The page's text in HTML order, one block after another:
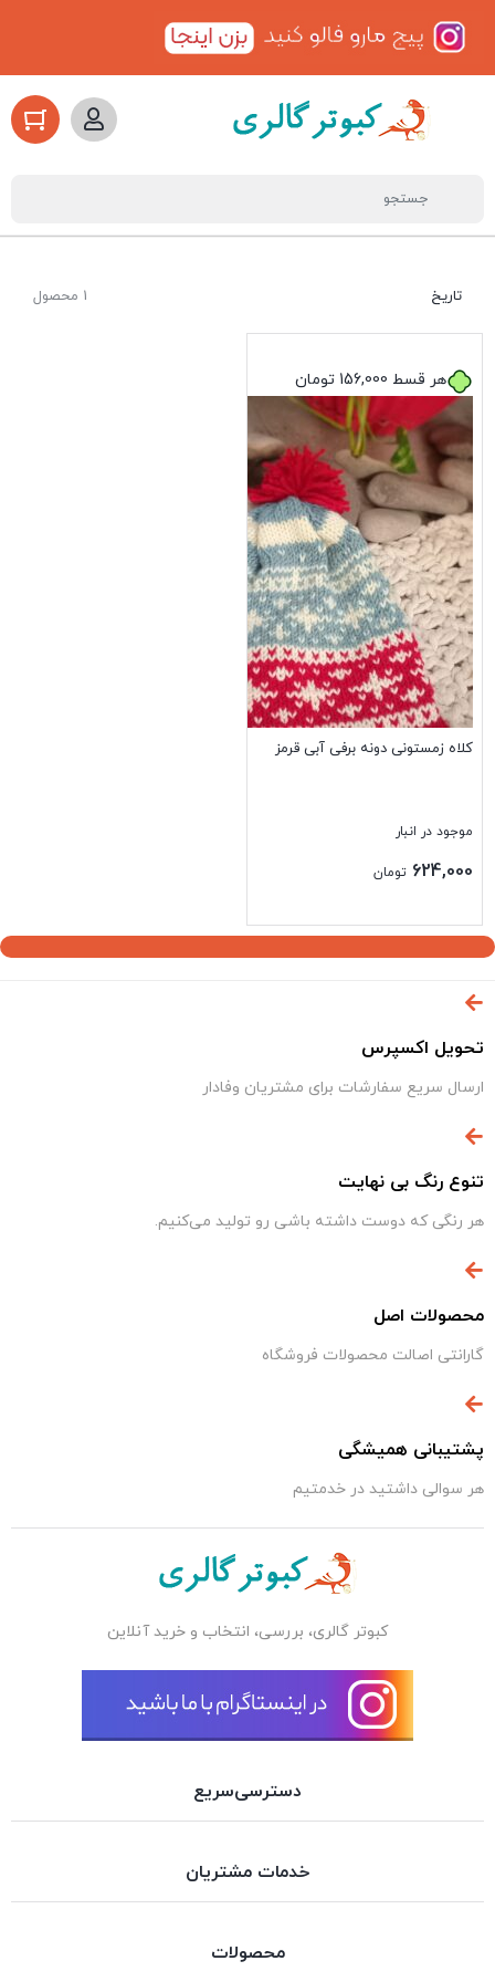
1 محصول تاریخ
هر قسط 156,000 تومان
کلاه زمستونی دونه برفی آبی قرمز
موجود در انبار
624,000 تومان
تحویل اکسپرس
ارسال سریع سفارشات برای مشتریان وفادار
تنوع رنگ بی نهایت
هر رنگی که دوست داشته باشی رو تولید می‌کنیم.
محصولات اصل
گارانتی اصالت محصولات فروشگاه
پشتیبانی همیشگی
هر سوالی داشتید در خدمتیم
کبوتر گالری، بررسی، انتخاب و خرید آنلاین
دسترسی‌سریع
خدمات مشتریان
محصولات